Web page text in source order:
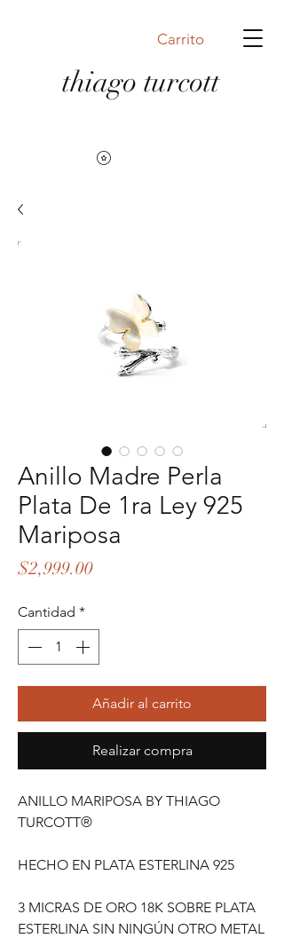
Carrito
thiago turcott
Anillo Madre Perla
Plata De 1ra Ley 925
Mariposa
$2,999.00Precio
Cantidad *
Añadir al carrito
Realizar compra
ANILLO MARIPOSA BY THIAGO
TURCOTT®
HECHO EN PLATA ESTERLINA 925
3 MICRAS DE ORO 18K SOBRE PLATA
ESTERLINA SIN NINGÚN OTRO METAL